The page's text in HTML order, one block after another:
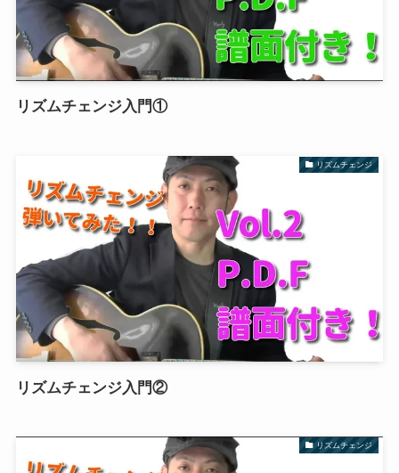
リズムチェンジ入門①
リズムチェンジ
リズムチェンジ入門②
リズムチェンジ